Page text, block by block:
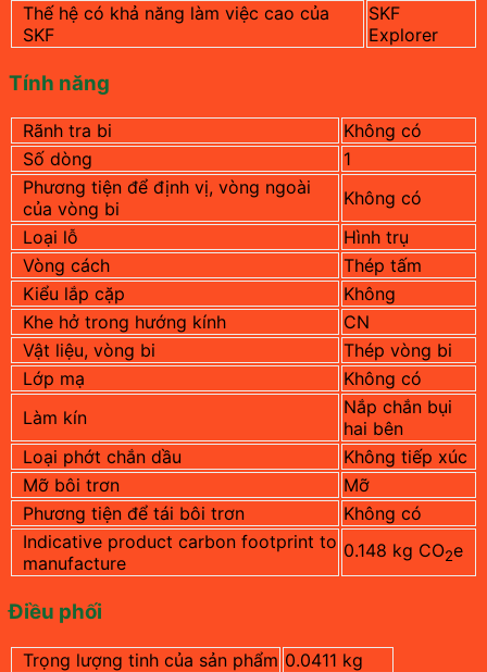
Thế hệ có khả năng làm việc cao của
SKF
SKF
Explorer
Tính năng
Rãnh tra bi
Không có
Số dòng
1
Phương tiện để định vị, vòng ngoài
của vòng bi
Không có
Loại lỗ
Hình trụ
Vòng cách
Thép tấm
Kiểu lắp cặp
Không
Khe hở trong hướng kính
CN
Vật liệu, vòng bi
Thép vòng bi
Lớp mạ
Không có
Làm kín
Nắp chắn bụi
hai bên
Loại phớt chắn dầu
Không tiếp xúc
Mỡ bôi trơn
Mỡ
Phương tiện để tái bôi trơn
Không có
Indicative product carbon footprint to
manufacture
0.148 kg CO2e
Điều phối
Trọng lượng tinh của sản phẩm 0.0411 kg